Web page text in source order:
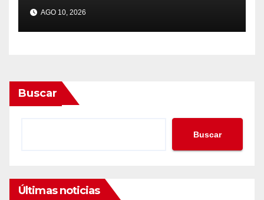
AGO 10, 2026
Buscar
Buscar
Últimas noticias